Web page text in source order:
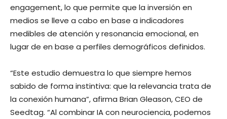
engagement, lo que permite que la inversión en
medios se lleve a cabo en base a indicadores
medibles de atención y resonancia emocional, en
lugar de en base a perfiles demográficos definidos.
“Este estudio demuestra lo que siempre hemos
sabido de forma instintiva: que la relevancia trata de
la conexión humana”, afirma Brian Gleason, CEO de
Seedtag. “Al combinar IA con neurociencia, podemos